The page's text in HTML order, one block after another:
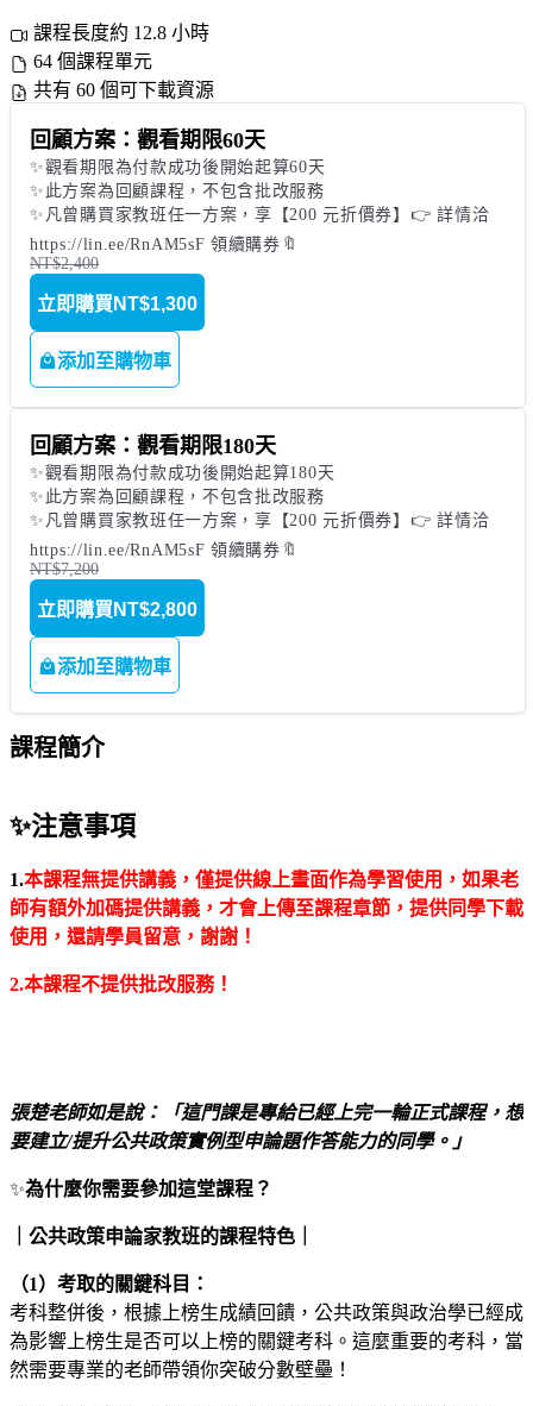
課程長度約 12.8 小時
64 個課程單元
共有 60 個可下載資源
回顧方案：觀看期限60天
✨觀看期限為付款成功後開始起算60天
✨此方案為回顧課程，不包含批改服務
✨凡曾購買家教班任一方案，享【200 元折價券】👉 詳情洽
https://lin.ee/RnAM5sF 領續購券🔖
NT$2,400
立即購買 NT$1,300
添加至購物車
回顧方案：觀看期限180天
✨觀看期限為付款成功後開始起算180天
✨此方案為回顧課程，不包含批改服務
✨凡曾購買家教班任一方案，享【200 元折價券】👉 詳情洽
https://lin.ee/RnAM5sF 領續購券🔖
NT$7,200
立即購買 NT$2,800
添加至購物車
課程簡介
✨注意事項
1.本課程無提供講義，僅提供線上畫面作為學習使用，如果老
師有額外加碼提供講義，才會上傳至課程章節，提供同學下載
使用，還請學員留意，謝謝！
2.本課程不提供批改服務！
張楚老師如是說：「這門課是專給已經上完一輪正式課程，想
要建立/提升公共政策實例型申論題作答能力的同學。」
✨為什麼你需要參加這堂課程？
｜公共政策申論家教班的課程特色｜
（1）考取的關鍵科目：
考科整併後，根據上榜生成績回饋，公共政策與政治學已經成
為影響上榜生是否可以上榜的關鍵考科。這麼重要的考科，當
然需要專業的老師帶領你突破分數壁壘！